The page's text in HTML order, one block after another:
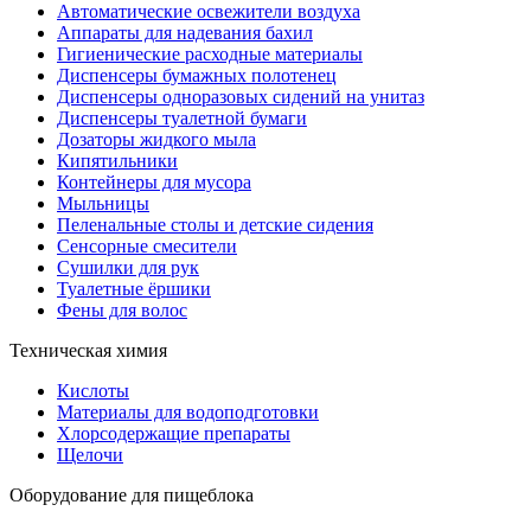
Автоматические освежители воздуха
Аппараты для надевания бахил
Гигиенические расходные материалы
Диспенсеры бумажных полотенец
Диспенсеры одноразовых сидений на унитаз
Диспенсеры туалетной бумаги
Дозаторы жидкого мыла
Кипятильники
Контейнеры для мусора
Мыльницы
Пеленальные столы и детские сидения
Сенсорные смесители
Сушилки для рук
Туалетные ёршики
Фены для волос
Техническая химия
Кислоты
Материалы для водоподготовки
Хлорсодержащие препараты
Щелочи
Оборудование для пищеблока